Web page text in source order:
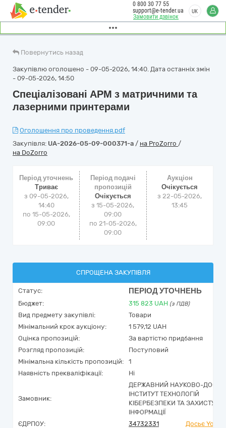
Замовити дзвінок
0 800 30 77 55
support@e-tender.ua
UK
Повернутись назад
Закупівлю оголошено - 09-05-2026, 14:40. Дата останніх змін
- 09-05-2026, 14:50
Спеціалізовані АРМ з матричними та
лазерними принтерами
Оголошення про проведення.pdf
Закупівля: UA-2026-05-09-000371-a / на ProZorro /
на DoZorro
Період уточнень
Триває
з 09-05-2026,
14:40
по 15-05-2026,
09:00
Період подачі
пропозицій
Очікується
з 15-05-2026,
09:00
по 21-05-2026,
09:00
Аукціон
Очікується
з22-05-2026,
13:45
СПРОЩЕНА ЗАКУПІВЛЯ
Статус: ПЕРІОД УТОЧНЕНЬ
Бюджет: 315 823 UAH (з ПДВ)
Вид предмету закупівлі:
Товари
Мінімальний крок аукціону:
1 579,12 UAH
Оцінка пропозицій:
За вартістю придбання
Розгляд пропозицій:
Поступовий
Мінімальна кількість пропозицій:
1
Наявність прекваліфікації:
Ні
Замовник:
ДЕРЖАВНИЙ НАУКОВО-
ІНСТИТУТ ТЕХНОЛОГІЙ
КІБЕРБЕЗПЕКИ ТА ЗАХИСТУ
ІНФОРМАЦІЇ
ЄДРПОУ:
34732331
Досьє